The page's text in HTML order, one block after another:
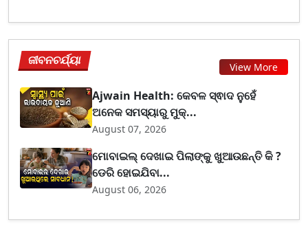
ଜୀବନଚର୍ଯ୍ୟା View More
Ajwain Health: କେବଳ ସ୍ଵାଦ ନୁହେଁ
ଅନେକ ସମସ୍ୟାରୁ ମୁକ୍...
August 07, 2026
ମୋବାଇଲ୍ ଦେଖାଇ ପିଲାଙ୍କୁ ଖୁଆଉଛନ୍ତି କି ?
ଡେରି ହୋଇଯିବା...
August 06, 2026